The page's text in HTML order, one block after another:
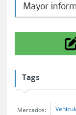
Mayor
Tags
Mercados: